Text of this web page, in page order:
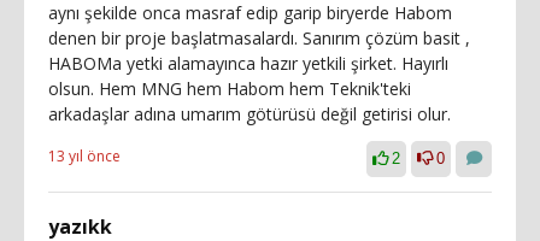
aynı şekilde onca masraf edip garip biryerde Habom
denen bir proje başlatmasalardı. Sanırım çözüm basit ,
HABOMa yetki alamayınca hazır yetkili şirket. Hayırlı
olsun. Hem MNG hem Habom hem Teknik'teki
arkadaşlar adına umarım götürüsü değil getirisi olur.
13 yıl önce 2 0
yazıkk